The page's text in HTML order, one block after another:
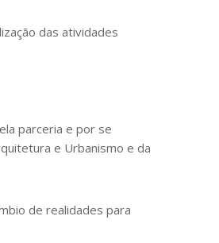
das atividades
parceria e por se
e Urbanismo e da
de realidades para